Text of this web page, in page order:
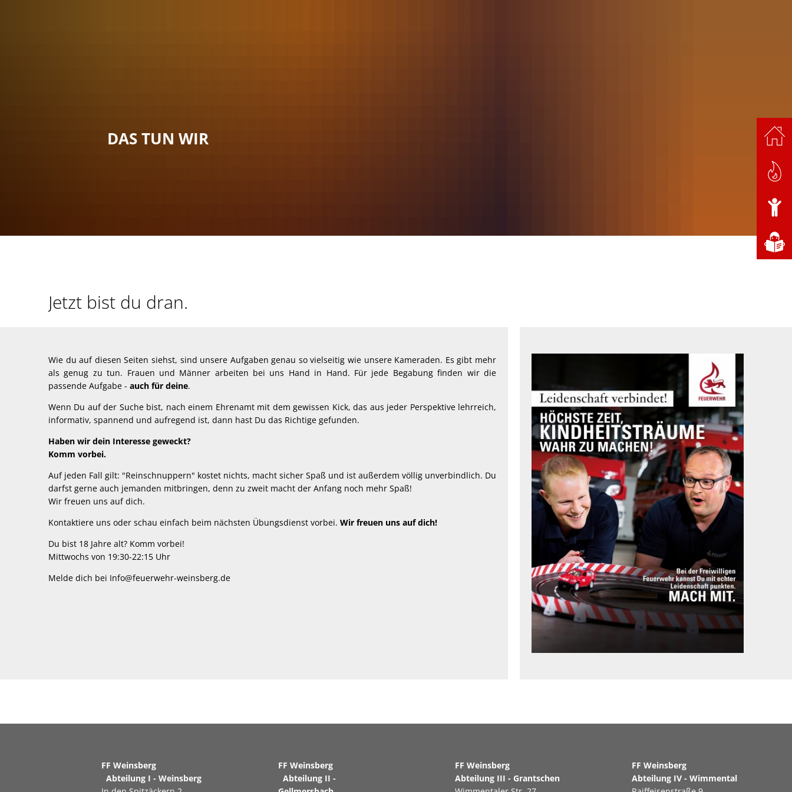
DAS TUN WIR
Jetzt bist du dran.
Wie du auf diesen Seiten siehst, sind unsere Aufgaben genau so vielseitig wie unsere Kameraden. Es gibt mehr
als genug zu tun. Frauen und Männer arbeiten bei uns Hand in Hand. Für jede Begabung finden wir die
passende Aufgabe - auch für deine.
Wenn Du auf der Suche bist, nach einem Ehrenamt mit dem gewissen Kick, das aus jeder Perspektive lehrreich,
informativ, spannend und aufregend ist, dann hast Du das Richtige gefunden.
Haben wir dein Interesse geweckt?
Komm vorbei.
Auf jeden Fall gilt: "Reinschnuppern" kostet nichts, macht sicher Spaß und ist außerdem völlig unverbindlich. Du
darfst gerne auch jemanden mitbringen, denn zu zweit macht der Anfang noch mehr Spaß!
Wir freuen uns auf dich.
Kontaktiere uns oder schau einfach beim nächsten Übungsdienst vorbei. Wir freuen uns auf dich!
Du bist 18 Jahre alt? Komm vorbei!
Mittwochs von 19:30-22:15 Uhr
Melde dich bei Info@feuerwehr-weinsberg.de
FF Weinsberg
Abteilung I - Weinsberg
FF Weinsberg
Abteilung II -
FF Weinsberg
Abteilung III - Grantschen
FF Weinsberg
Abteilung IV - Wimmental